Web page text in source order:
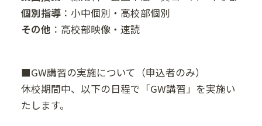
個別指導：小中個別・高校部個別
その他 ：高校部映像・速読
■GW講習の実施について（申込者のみ）
休校期間中、以下の日程で「GW講習」を実施い
たします。